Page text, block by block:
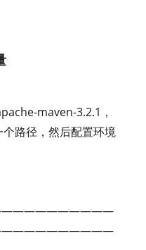
maven-3.2.1，
路径，然后配置环境